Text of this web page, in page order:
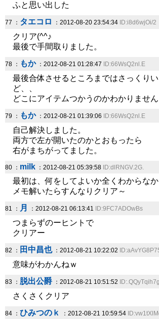
ふと思い出した
77 ： タエコロ ：2012-08-20 23:54:34 ID:i8d6wjOi/2
クリア(^^♪
最後で手間取りました。
78 ： もか：2012-08-21 01:28:47 ID:66WsQ2nl.E
最後合体させるところまではさっくり
ど、、
どこにアイテムつかうのかわかりません
79 ： もか：2012-08-21 01:39:06 ID:66WsQ2nl.E
自己解決しました。
両方で左が開いたのかとおもったら
右がまちがってました。
80 ： milk ：2012-08-21 05:39:58 ID:dlRNGV.2G.
最初は、何をしてよいか全くわからな
メモ解いたらすんなりクリア～
81 ： 月 ：2012-08-21 06:13:41 ID:9FC7ADOwBs
つまらずのーヒントで
クリアー
82 ： 田中昌也：2012-08-21 10:22:02
意味がわかんねｗ
83 ： 脱出公爵 ：2012-08-21 10:51:52 ID:.QQyTqih7g
さくさくクリア
84 ： ひみつのｋ ：2012-08-21 10:59:54